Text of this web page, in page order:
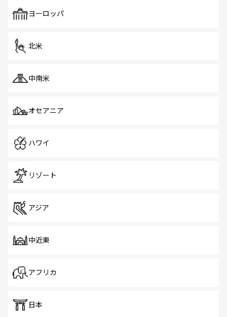
で、ホーカーズは地元の風情を楽しめる外せないスポット
ヨーロッパ
北米
中南米
オセアニア
ハワイ
リゾート
アジア
中近東
アフリカ
日本